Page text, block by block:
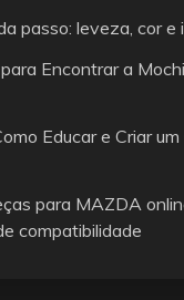
passo: leveza, cor e
Encontrar a
Educar e Criar
para MAZDA
compatibilidade